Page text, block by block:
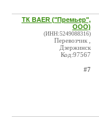
ТК BAER ("Премьер",
ООО)
(ИНН:5249088316)
Перевозчик ,
Дзержинск
Код:97567
#7